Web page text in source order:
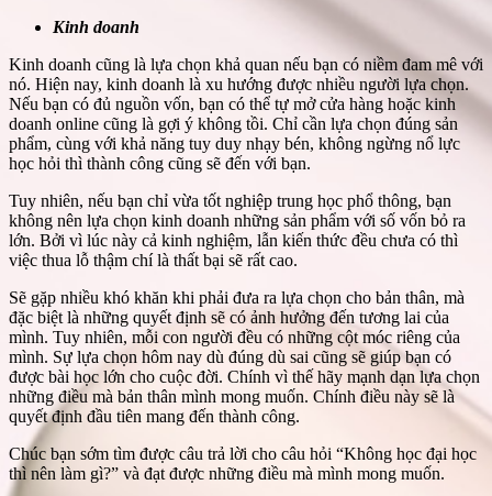
Kinh doanh
Kinh doanh cũng là lựa chọn khả quan nếu bạn có niềm đam mê với
nó. Hiện nay, kinh doanh là xu hướng được nhiều người lựa chọn.
Nếu bạn có đủ nguồn vốn, bạn có thể tự mở cửa hàng hoặc kinh
doanh online cũng là gợi ý không tồi. Chỉ cần lựa chọn đúng sản
phẩm, cùng với khả năng tuy duy nhạy bén, không ngừng nổ lực
học hỏi thì thành công cũng sẽ đến với bạn.
Tuy nhiên, nếu bạn chỉ vừa tốt nghiệp trung học phổ thông, bạn
không nên lựa chọn kinh doanh những sản phẩm với số vốn bỏ ra
lớn. Bởi vì lúc này cả kinh nghiệm, lẫn kiến thức đều chưa có thì
việc thua lỗ thậm chí là thất bại sẽ rất cao.
Sẽ gặp nhiều khó khăn khi phải đưa ra lựa chọn cho bản thân, mà
đặc biệt là những quyết định sẽ có ảnh hưởng đến tương lai của
mình. Tuy nhiên, mỗi con người đều có những cột móc riêng của
mình. Sự lựa chọn hôm nay dù đúng dù sai cũng sẽ giúp bạn có
được bài học lớn cho cuộc đời. Chính vì thế hãy mạnh dạn lựa chọn
những điều mà bản thân mình mong muốn. Chính điều này sẽ là
quyết định đầu tiên mang đến thành công.
Chúc bạn sớm tìm được câu trả lời cho câu hỏi “Không học đại học
thì nên làm gì?” và đạt được những điều mà mình mong muốn.